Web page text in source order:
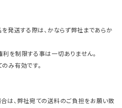
発送する際は、かならず弊社まであらか
を制限する事は一切ありません。
み有効です。
は、弊社宛ての送料のご負担をお願い致